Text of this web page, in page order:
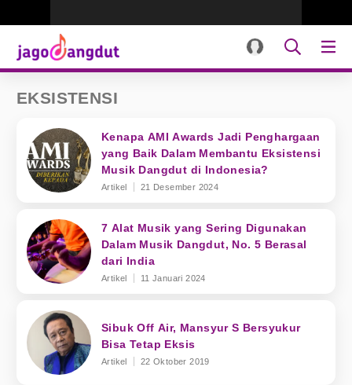
EKSISTENSI
Kenapa AMI Awards Jadi Penghargaan
yang Baik Dalam Membantu Eksistensi
Musik Dangdut di Indonesia?
Artikel 21 Desember 2024
7 Alat Musik yang Sering Digunakan
Dalam Musik Dangdut, No. 5 Berasal
dari India
Artikel 11 Januari 2024
Sibuk Off Air, Mansyur S Bersyukur
Bisa Tetap Eksis
Artikel 22 Oktober 2019